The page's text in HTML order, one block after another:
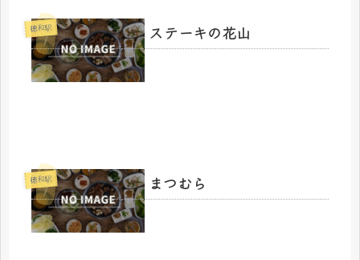
徳和駅 ステーキの花山
徳和駅 まつむら